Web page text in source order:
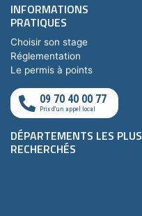
INFORMATIONS
PRATIQUES
Choisir son stage
Réglementation
Le permis à points
09 70 40 00 77
Prix d'un appel local
DÉPARTEMENTS LES PLUS
RECHERCHÉS